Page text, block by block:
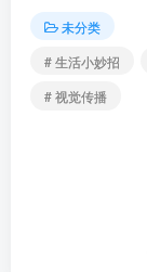
未分类
# 生活小妙招
# 视觉传播